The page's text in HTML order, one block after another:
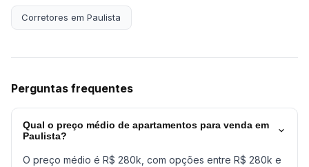
Corretores em Paulista
Perguntas frequentes
Qual o preço médio de apartamentos para venda em
Paulista?
O preço médio é R$ 280k, com opções entre R$ 280k e